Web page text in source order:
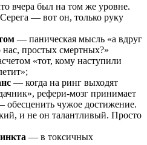
вчера был на том же уровне.
— вот он, только руку
— паническая мысль «а вдруг
нас, простых смертных?»
«тот, кому наступили
— когда на ринг выходят
рефери-мозг принимает
чужое достижение.
и не он талантливый. Просто
— в токсичных